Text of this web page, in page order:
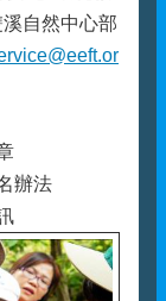
自然中心部
辦法